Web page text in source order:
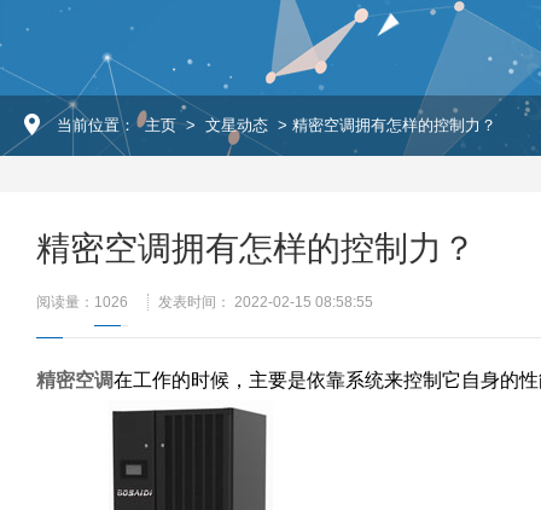
当前位置： 主页 > 文星动态 > 精密空调拥有怎样的控制力？
精密空调拥有怎样的控制力？
阅读量： 1026 发表时间： 2022-02-15 08:58:55
精密空调在工作的时候，主要是依靠系统来控制它自身的